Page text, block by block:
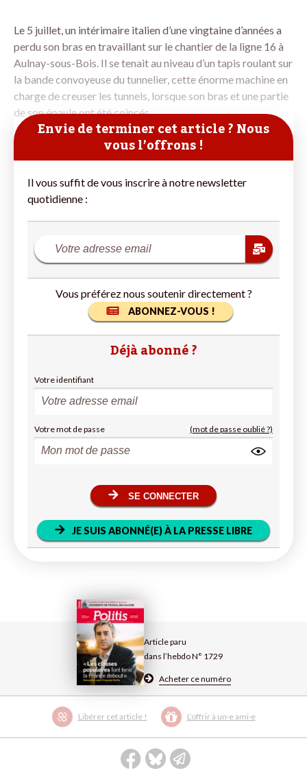
Article paru
dans l’hebdo N° 1729
Acheter ce numéro
Libérer cet article ! L’offrir à un·e ami·e
Le 5 juillet, un intérimaire italien d’une vingtaine d’années a
perdu son bras en travaillant sur le chantier de la ligne 16 à
Aulnay-sous-Bois. Il se tenait au niveau d’un tapis roulant sur
la bande convoyeuse du tunnelier, cette énorme machine en
charge de creuser les tunnels, lorsque son bras et une partie
de son épaule ont été coincés
Envie de terminer cet article ? Nous
vous l’offrons !
Il vous suffit de vous inscrire à notre newsletter
quotidienne :
Vous préférez nous soutenir directement ?
ABONNEZ-VOUS !
Déjà abonné ?
Votre identifiant
Votre mot de passe (mot de passe oublié ?)
SE CONNECTER
JE SUIS ABONNÉ(E) À LA PRESSE LIBRE